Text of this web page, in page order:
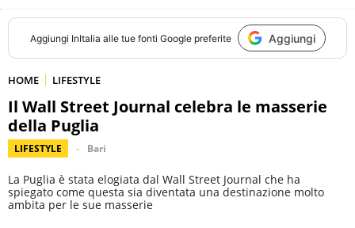
Aggiungi InItalia alle tue fonti Google preferite Aggiungi
HOME LIFESTYLE
Il Wall Street Journal celebra le masserie
della Puglia
LIFESTYLE Bari
La Puglia è stata elogiata dal Wall Street Journal che ha
spiegato come questa sia diventata una destinazione molto
ambita per le sue masserie